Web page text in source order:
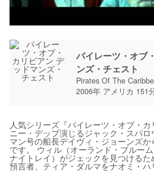
パイレーツ・オブ
ンズ・チェスト
Pirates Of The
2006年 アメリカ 151
人気シリーズ『パイレーツ・オブ・
ニー・デップ演じるジャック・スパ
マン号の船長デイヴィ・ジョーンズ
です。 ウィル（オーランド・ブルー
ナイトレイ）がジェックを見つける
預言者、ティア・ダルマをナオミ・ハ